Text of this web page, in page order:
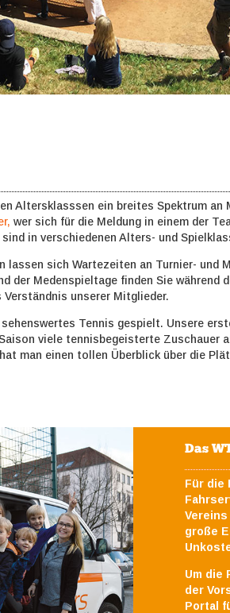
Altersklasssen ein breites Spektrum
wer sich für die Meldung in einem der
in verschiedenen Alters- und
lassen sich Wartezeiten an Turnier-
der Medenspieltage finden Sie während
unserer Mitglieder.
Tennis gespielt. Unsere
viele tennisbegeisterte Zuschauer
man einen tollen Überblick über die
Das
Für die
große
Um die
der
Portal